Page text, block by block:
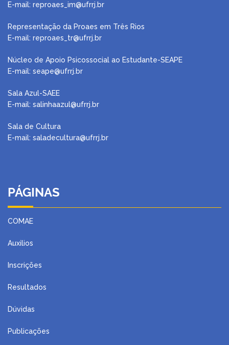
E-mail: reproaes_im@ufrrj.br
Representação da Proaes em Três Rios
E-mail: reproaes_tr@ufrrj.br
Núcleo de Apoio Psicossocial ao Estudante-SEAPE
E-mail: seape@ufrrj.br
Sala Azul-SAEE
E-mail: salinhaazul@ufrrj.br
Sala de Cultura
E-mail: saladecultura@ufrrj.br
PÁGINAS
COMAE
Auxilios
Inscrições
Resultados
Dúvidas
Publicações